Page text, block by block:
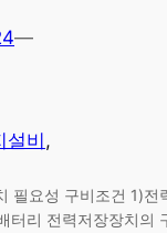
—
설비
필요성 구비조건 1)전
터리 전력저장장치의